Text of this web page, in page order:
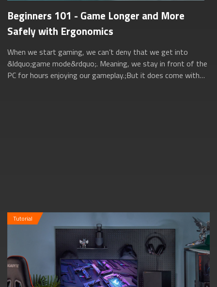
Beginners 101 - Game Longer and More
Safely with Ergonomics
When we start gaming, we can’t deny that we get into
&ldquo;game mode&rdquo;. Meaning, we stay in front of the
PC for hours enjoying our gameplay.;But it does come with
Tutorial